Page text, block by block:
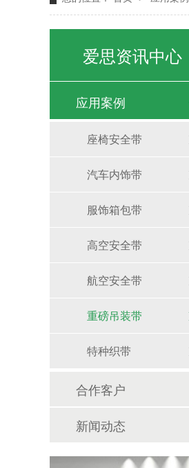
爱思资讯中心
应用案例
座椅安全带
汽车内饰带
服饰箱包带
高空安全带
航空安全带
重磅吊装带
特种织带
合作客户
新闻动态